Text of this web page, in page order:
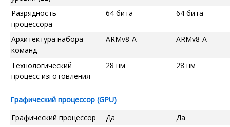
Разрядность
процессора
64 бита 64 бита
Архитектура набора
команд
ARMv8-A ARMv8-A
Технологический
процесс изготовления
28 нм 28 нм
Графический процессор (GPU)
Графический процессор
Да
Да